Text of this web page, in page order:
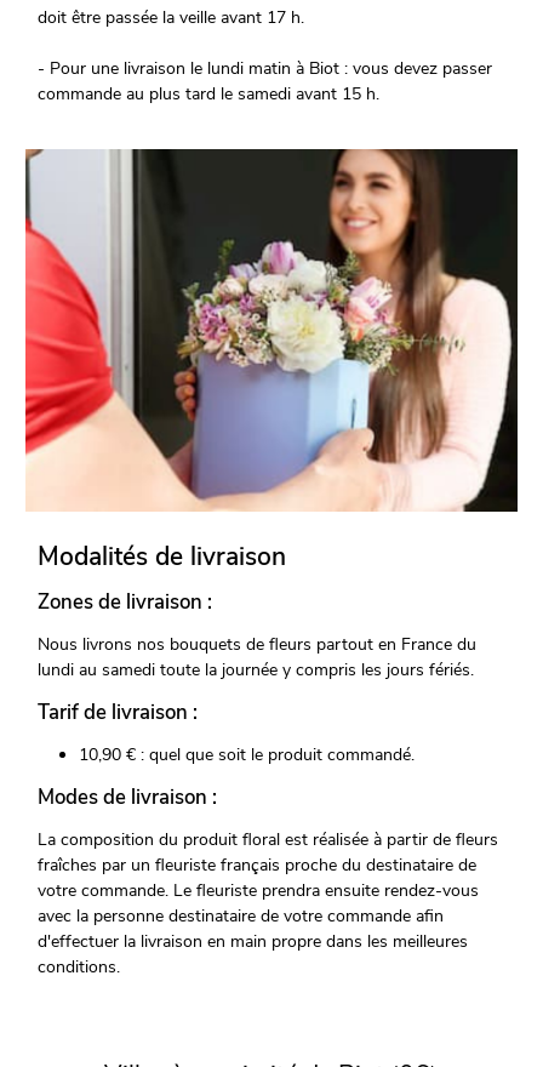
doit être passée la veille avant 17 h.
- Pour une livraison le lundi matin à Biot : vous devez passer
commande au plus tard le samedi avant 15 h.
Modalités de livraison
Zones de livraison :
Nous livrons nos bouquets de fleurs partout en France du
lundi au samedi toute la journée y compris les jours fériés.
Tarif de livraison :
10,90 € : quel que soit le produit commandé.
Modes de livraison :
La composition du produit floral est réalisée à partir de fleurs
fraîches par un fleuriste français proche du destinataire de
votre commande. Le fleuriste prendra ensuite rendez-vous
avec la personne destinataire de votre commande afin
d'effectuer la livraison en main propre dans les meilleures
conditions.